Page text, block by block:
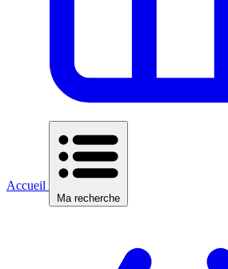
Accueil
Ma recherche